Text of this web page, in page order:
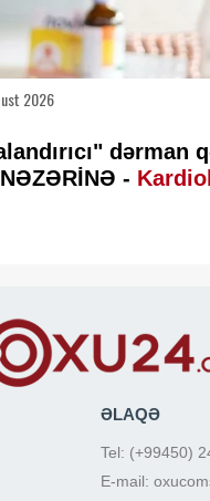
2026
dərman
-
ƏLAQƏ
Tel: (+99450)
E-mail: